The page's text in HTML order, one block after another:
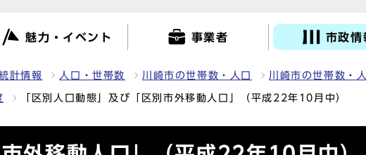
魅力・イベント 事業者 市政情
計情報 人口・世帯数 川崎市の世帯数・人口 川崎市の世帯数・
「区別人口動態」及び「区別市外移動人口」（平成22年10月中）